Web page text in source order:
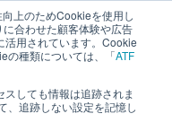
上のためCookieを使用し
合わせた顧客体験や広告
活用されています。Cookie
の種類については、「ATF
しても情報は追跡されま
、追跡しない設定を記憶し
ルティングFIRM